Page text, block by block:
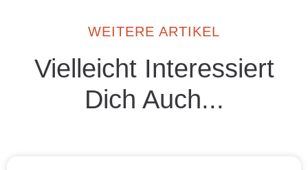
WEITERE ARTIKEL
Vielleicht Interessiert
Dich Auch...